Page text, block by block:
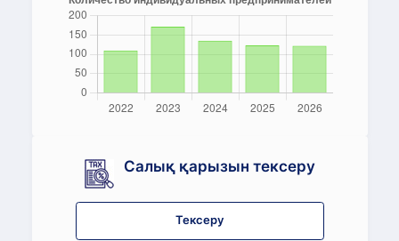
Салық қарызын тексеру
Тексеру